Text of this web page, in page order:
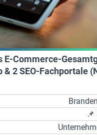
E-Commerce-
& 2 SEO-Fachportale